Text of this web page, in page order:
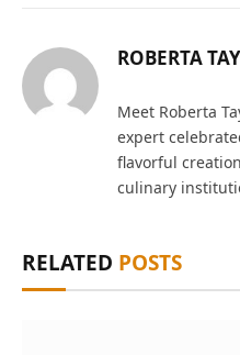
ROBERTA
Meet Roberta
expert
flavorful
culinary
RELATED POSTS